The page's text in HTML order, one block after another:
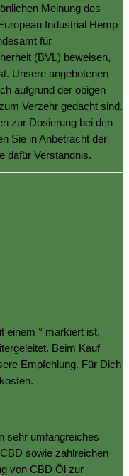
Meinung des
Industrial Hemp
für
(BVL) beweisen,
Unsere angebotenen
aufgrund der obigen
Verzehr gedacht sind.
zur Dosierung bei den
Sie in Anbetracht der
dafür Verständnis.
einem ° markiert ist,
Beim Kauf
Empfehlung. Für Dich
sehr umfangreiches
sowie zahlreichen
von CBD Öl zur